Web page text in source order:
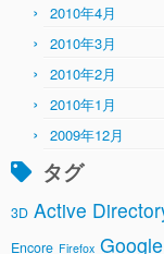
2010年4月
2010年3月
2010年2月
2010年1月
2009年12月
タグ
3D Active
Encore Firefox Google